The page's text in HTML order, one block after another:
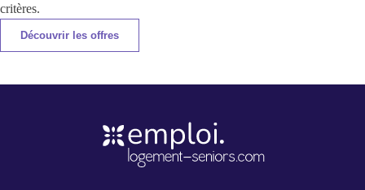
critères.
Découvrir les offres